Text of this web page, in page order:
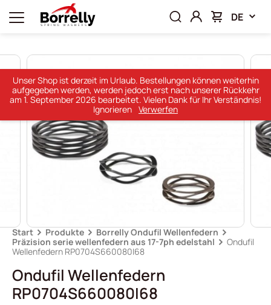
DE
Start Produkte
Borrelly Ondufil Wellenfedern
Präzision serie wellenfedern aus 17-7ph edelstahl
Ondufil
Wellenfedern RP0704S660080I68
Ondufil Wellenfedern
RP0704S660080I68
Unser Shop ist derzeit im Urlaub. Bestellungen können weiterhin
aufgegeben werden, werden jedoch erst nach unserer Rückkehr
am 1. September 2026 bearbeitet. Vielen Dank für Ihr Verständnis!
Ignorieren Verwerfen